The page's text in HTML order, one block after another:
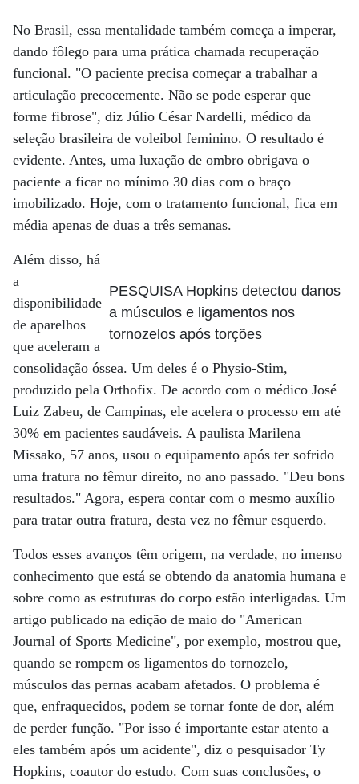
No Brasil, essa mentalidade também começa a imperar,
dando fôlego para uma prática chamada recuperação
funcional. "O paciente precisa começar a trabalhar a
articulação precocemente. Não se pode esperar que
forme fibrose", diz Júlio César Nardelli, médico da
seleção brasileira de voleibol feminino. O resultado é
evidente. Antes, uma luxação de ombro obrigava o
paciente a ficar no mínimo 30 dias com o braço
imobilizado. Hoje, com o tratamento funcional, fica em
média apenas de duas a três semanas.
PESQUISA Hopkins detectou danos
a músculos e ligamentos nos
tornozelos após torções
Além disso, há
a
disponibilidade
de aparelhos
que aceleram a
consolidação óssea. Um deles é o Physio-Stim,
produzido pela Orthofix. De acordo com o médico José
Luiz Zabeu, de Campinas, ele acelera o processo em até
30% em pacientes saudáveis. A paulista Marilena
Missako, 57 anos, usou o equipamento após ter sofrido
uma fratura no fêmur direito, no ano passado. "Deu bons
resultados." Agora, espera contar com o mesmo auxílio
para tratar outra fratura, desta vez no fêmur esquerdo.
Todos esses avanços têm origem, na verdade, no imenso
conhecimento que está se obtendo da anatomia humana e
sobre como as estruturas do corpo estão interligadas. Um
artigo publicado na edição de maio do "American
Journal of Sports Medicine", por exemplo, mostrou que,
quando se rompem os ligamentos do tornozelo,
músculos das pernas acabam afetados. O problema é
que, enfraquecidos, podem se tornar fonte de dor, além
de perder função. "Por isso é importante estar atento a
eles também após um acidente", diz o pesquisador Ty
Hopkins, coautor do estudo. Com suas conclusões, o